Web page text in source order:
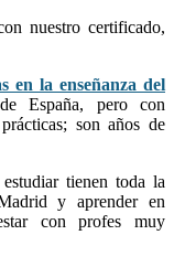
nuestro certificado,
en la enseñanza del
España, pero con
son años de
tienen toda la
y aprender en
con profes muy